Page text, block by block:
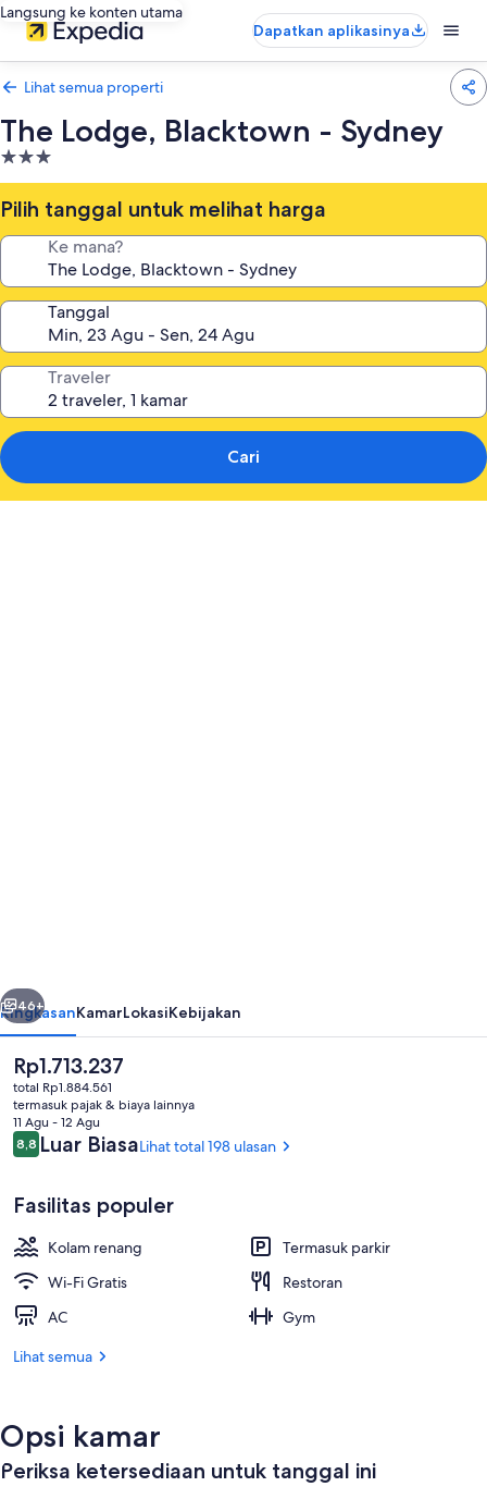
Langsung ke konten utama
Dapatkan aplikasinya
Lihat semua properti
The Lodge, Blacktown - Sydney
Properti
bintang
3.0
Pilih tanggal untuk melihat harga
Ke mana?
Tanggal
Traveler
Cari
Melayani sarapan, makan siang, dan
Berikutnya
46+
RingkasanKamarLokasiKebijakan
Harga
saat
ini
Rp1.713.237
Rp1.713.237
total Rp1.884.561
termasuk pajak & biaya lainnya
11 Agu - 12 Agu
Ulasan
8,88,8 dari 10
Luar BiasaLihat total 198 ulasan
Fasilitas populer
Kolam renang
Termasuk parkir
Wi-Fi Gratis
Restoran
AC
Gym
Lihat semua
Opsi kamar
Periksa ketersediaan untuk tanggal ini